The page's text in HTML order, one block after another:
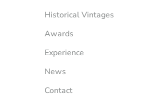
Historical Vintages
Awards
Experience
News
Contact